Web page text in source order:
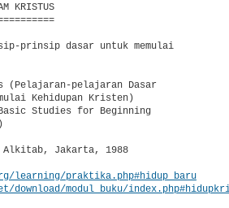
KRISTUS
prinsip dasar untuk memulai
(Pelajaran-pelajaran Dasar
Kehidupan Kristen)
Studies for Beginning
Jakarta, 1988
learning/praktika.php#hidup_baru
download/modul_buku/